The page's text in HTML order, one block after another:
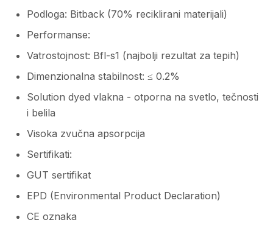
Podloga: Bitback (70% reciklirani materijali)
Performanse:
Vatrostojnost: Bfl-s1 (najbolji rezultat za tepih)
Dimenzionalna stabilnost: ≤ 0.2%
Solution dyed vlakna - otporna na svetlo, tečnosti
i belila
Visoka zvučna apsorpcija
Sertifikati:
GUT sertifikat
EPD (Environmental Product Declaration)
CE oznaka